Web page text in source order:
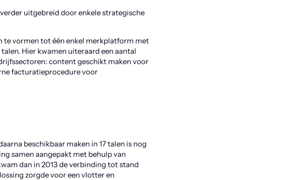
uitgebreid door enkele strategische
te vormen tot één enkel merkplatform met
Hier kwamen uiteraard een aantal
content geschikt maken voor
facturatieprocedure voor
beschikbaar maken in 17 talen is nog
samen aangepakt met behulp van
dan in 2013 de verbinding tot stand
zorgde voor een vlotter en